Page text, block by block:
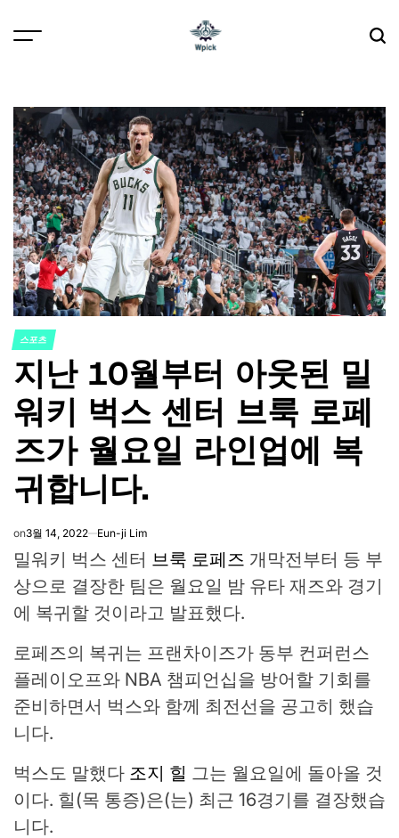
POSTED
IN
스포츠
지난 10월부터 아웃된 밀
워키 벅스 센터 브룩 로페
즈가 월요일 라인업에 복
귀합니다.
on3월 14, 2022 Eun-ji Lim
밀워키 벅스 센터 브룩 로페즈 개막전부터 등 부
상으로 결장한 팀은 월요일 밤 유타 재즈와 경기
에 복귀할 것이라고 발표했다.
로페즈의 복귀는 프랜차이즈가 동부 컨퍼런스
플레이오프와 NBA 챔피언십을 방어할 기회를
준비하면서 벅스와 함께 최전선을 공고히 했습
니다.
벅스도 말했다 조지 힐 그는 월요일에 돌아올 것
이다. 힐(목 통증)은(는) 최근 16경기를 결장했습
니다.